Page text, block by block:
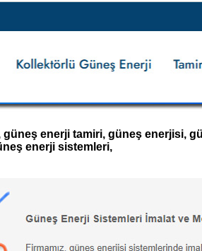
enerji tamiri, güneş enerjisi,
enerji sistemleri,